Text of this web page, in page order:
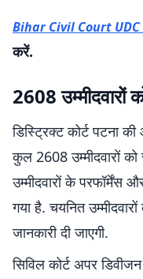
Bihar Civil Court
करें.
2608 उम्मीदवारों
डिस्ट्रिक्ट कोर्ट पटना
कुल 2608 उम्मीदवारों
उम्मीदवारों के परफॉर्मेंस
गया है. चयनित
जानकारी दी जाएगी.
सिविल कोर्ट अपर